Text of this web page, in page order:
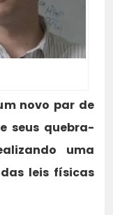
novo par de
seus quebra-
uma
leis físicas